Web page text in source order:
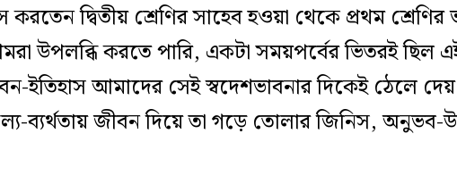
করতেন দ্বিতীয় শ্রেণির সাহেব হওয়া থেকে প্রথম শ্রেণির
উপলব্ধি করতে পারি, একটা সময়পর্বের ভিতরই ছিল
ইতিহাস আমাদের সেই স্বদেশভাবনার দিকেই ঠেলে
ব্যর্থতায় জীবন দিয়ে তা গড়ে তোলার জিনিস, অনুভব-